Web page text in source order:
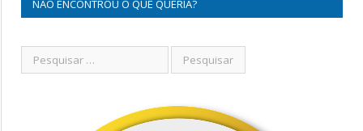
NÃO ENCONTROU O QUE QUERIA?